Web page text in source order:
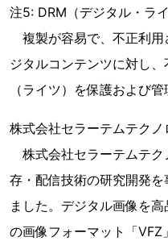
注5: DRM（デジタル・ラ
複製が容易で、不正利用
ジタルコンテンツに対し
（ライツ）を保護および
株式会社セラーテムテクノ
株式会社セラーテムテク
存・配信技術の研究開発
ました。デジタル画像を
の画像フォーマット「